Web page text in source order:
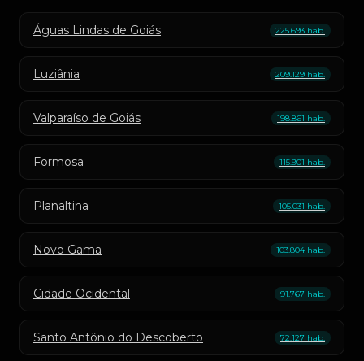
Águas Lindas de Goiás 225.693 hab.
Luziânia 209.129 hab.
Valparaíso de Goiás 198.861 hab.
Formosa 115.901 hab.
Planaltina 105.031 hab.
Novo Gama 103.804 hab.
Cidade Ocidental 91.767 hab.
Santo Antônio do Descoberto 72.127 hab.